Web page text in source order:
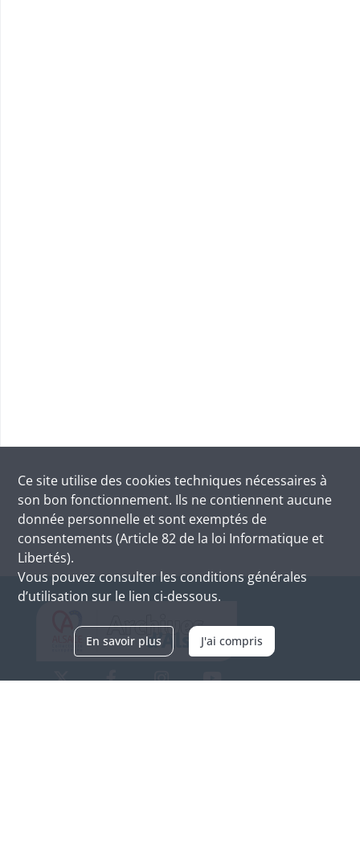
Ce site utilise des cookies techniques nécessaires à
son bon fonctionnement. Ils ne contiennent aucune
donnée personnelle et sont exemptés de
consentements (Article 82 de la loi Informatique et
Libertés).
Vous pouvez consulter les conditions générales
d’utilisation sur le lien ci-dessous.
En savoir plus J'ai compris